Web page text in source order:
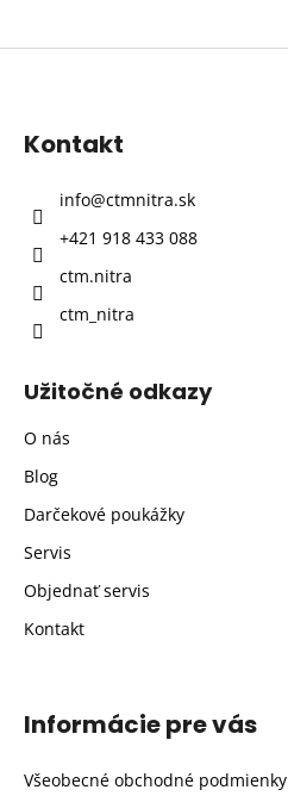
Z
Kontakt
info@ctmnitra.sk
+421 918 433 088
ctm.nitra
ctm_nitra
Užitočné odkazy
O nás
Blog
Darčekové poukážky
Servis
Objednať servis
Kontakt
Informácie pre vás
Všeobecné obchodné podmienky